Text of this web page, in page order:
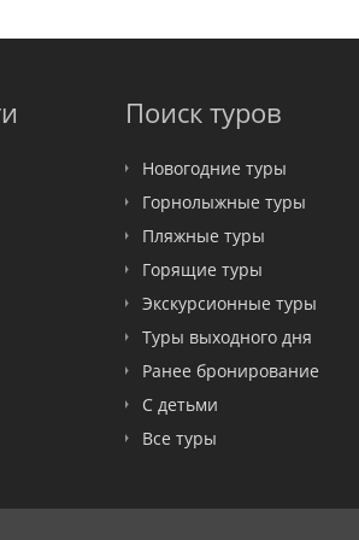
Поиск туров
Новогодние туры
Горнолыжные туры
Пляжные туры
Горящие туры
Экскурсионные туры
Туры выходного дня
Ранее бронирование
С детьми
Все туры